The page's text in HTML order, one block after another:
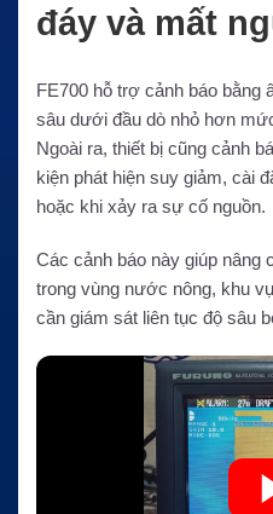
đáy và mất
FE700 hỗ trợ cảnh báo bằng
sâu dưới đầu dò nhỏ hơn
Ngoài ra, thiết bị cũng cảnh
kiện phát hiện suy giảm, cài
hoặc khi xảy ra sự cố nguồn.
Các cảnh báo này giúp nâng
trong vùng nước nông, khu
cần giám sát liên tục độ sâu